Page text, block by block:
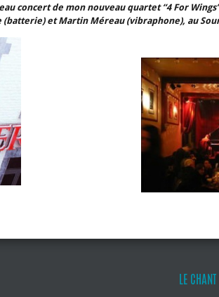
concert de mon nouveau quartet “4 For
et Martin Méreau (vibraphone), au
LE